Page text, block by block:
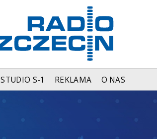
STUDIO S-1 REKLAMA O NAS